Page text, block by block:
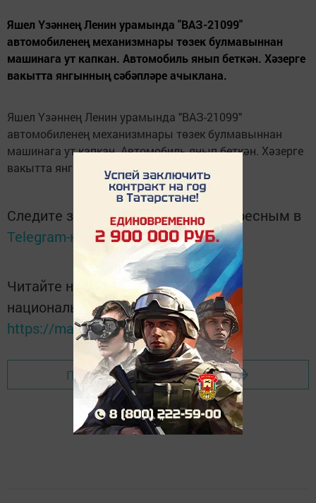
Яшел Үзәннең Ленин урамында "ВАЗ-21099"
автомобиленең механизмнары төзек булмавыннан
машинага ут капкан. Автомобиль янып беткән. Хәзерге
вакытта янгынның сәбәпләре ачыклана.
Яшел Үзәннең Ленин урамында "ВАЗ-21099"
автомобиленең механизмнары төзек булмавыннан
машинага ут капкан. Автомобиль янып беткән. Хәзерге
вакытта янгынның сәбәпләре ачыклана.
Следите за самым важным и интересным в
Telegram-каналеТатмедиа
Читайте новости Татарстана в
национальном мессенджере MАХ:
https://max.ru/tatmedia
Перейти на страницу новости